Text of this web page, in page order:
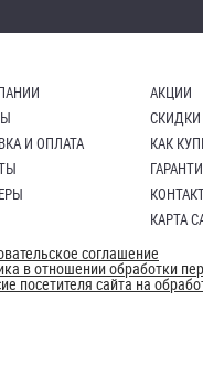
И ОПЛАТА
АКЦИИ
СКИДКИ
КАК
КАРТА
соглашение
в отношении обработки
посетителя сайта на